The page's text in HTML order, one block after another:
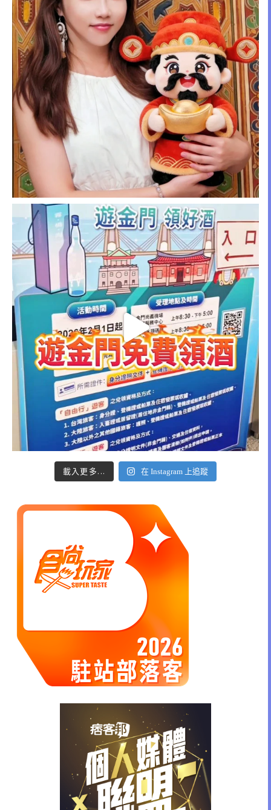
載入更多... 在 Instagram 上追蹤